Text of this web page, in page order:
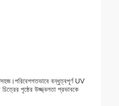
সহজ।পরিবেশগতভাবে বন্ধুত্বপূর্ণ UV
পৃষ্ঠের উজ্জ্বলতা প্রভাবকে